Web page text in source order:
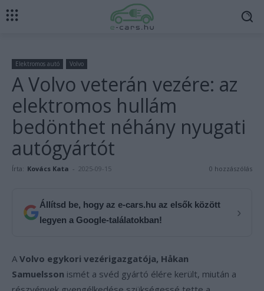
Elektromos autó Volvo
A Volvo veterán vezére: az
elektromos hullám
bedönthet néhány nyugati
autógyártót
Írta: Kovács Kata - 2025-09-15 0 hozzászólás
Állítsd be, hogy az e-cars.hu az elsők között
legyen a Google-találatokban!
›
A Volvo egykori vezérigazgatója, Håkan
Samuelsson ismét a svéd gyártó élére került, miután a